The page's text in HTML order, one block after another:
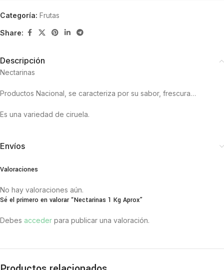
Categoría: Frutas
Share:
Descripción
Nectarinas
Productos Nacional, se caracteriza por su sabor, frescura…
Es una variedad de ciruela.
Envíos
Valoraciones
No hay valoraciones aún.
Sé el primero en valorar “Nectarinas 1 Kg Aprox”
Debes acceder para publicar una valoración.